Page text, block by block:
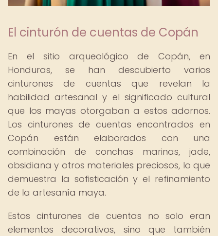
El cinturón de cuentas de Copán
En el sitio arqueológico de Copán, en
Honduras, se han descubierto varios
cinturones de cuentas que revelan la
habilidad artesanal y el significado cultural
que los mayas otorgaban a estos adornos.
Los cinturones de cuentas encontrados en
Copán están elaborados con una
combinación de conchas marinas, jade,
obsidiana y otros materiales preciosos, lo que
demuestra la sofisticación y el refinamiento
de la artesanía maya.
Estos cinturones de cuentas no solo eran
elementos decorativos, sino que también